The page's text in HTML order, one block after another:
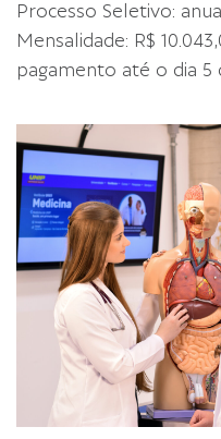
Processo Seletivo: anual
Mensalidade: R$
pagamento até o dia 5